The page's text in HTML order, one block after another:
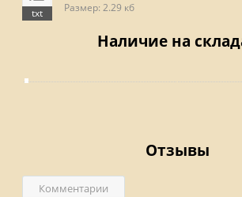
Размер: 2.29 кб
Наличие на
Отзывы
Комментарии